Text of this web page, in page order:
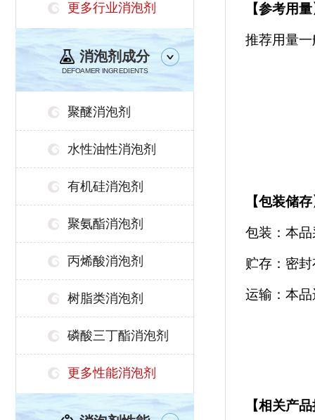
更多行业消泡剂
消泡剂成分
DEFOAMER INGREDIENTS
聚醚消泡剂
水性油性消泡剂
有机硅消泡剂
聚氨酯消泡剂
丙烯酸消泡剂
树脂类消泡剂
磷酸三丁酯消泡剂
更多性能消泡剂
【参考用
推荐用量
【包装储存
包装：本
贮存：密
运输：本
【相关产